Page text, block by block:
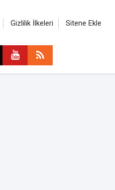
Gizlilik İlkeleri Sitene Ekle